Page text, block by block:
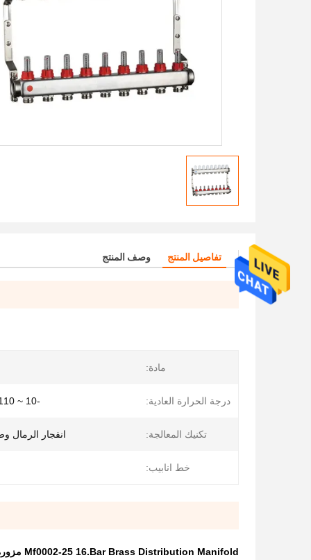
تفاصيل المنتج وصف المنتج
مادة:
درجة الحرارة العادية: -10 ~ 110 درجة مئوية
تكنيك المعالجة: انفجار الرمال
خط انابيب:
Mf0002-25 16.Bar Brass Distribution Manifold مزورة جسم نحاسي رملي انفجار